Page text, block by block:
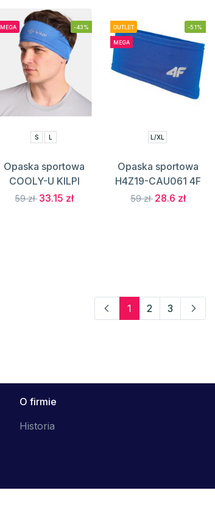
MEGA -43%
S L
Opaska sportowa
COOLY-U KILPI
59 zł 33.15 zł
OUTLET
MEGA
-51%
L/XL
Opaska sportowa
H4Z19-CAU061 4F
59 zł 28.6 zł
1 2 3
O firmie
Historia